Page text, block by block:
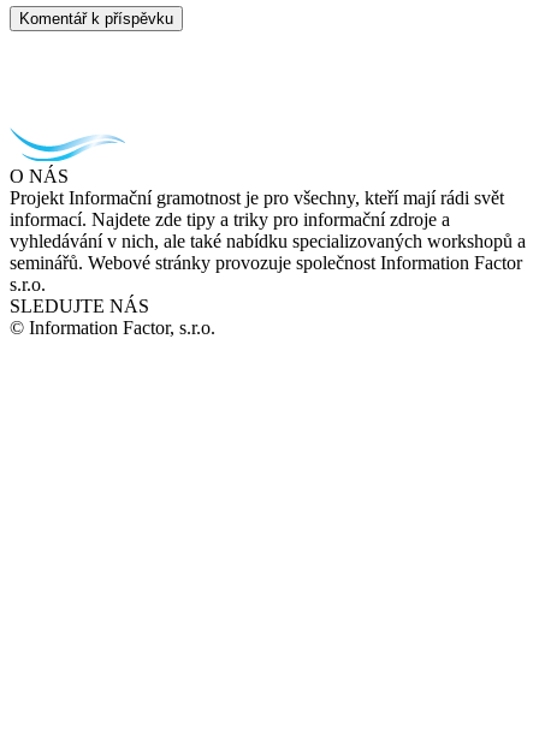
O NÁS
Projekt Informační gramotnost je pro všechny, kteří mají rádi svět
informací. Najdete zde tipy a triky pro informační zdroje a
vyhledávání v nich, ale také nabídku specializovaných workshopů a
seminářů. Webové stránky provozuje společnost Information Factor
s.r.o.
SLEDUJTE NÁS
© Information Factor, s.r.o.